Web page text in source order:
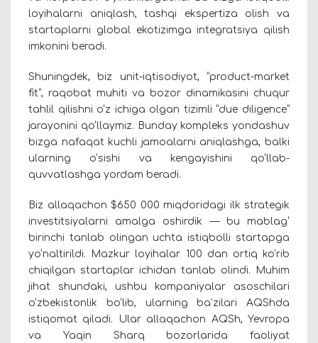
loyihalarni aniqlash, tashqi ekspertiza olish va
startaplarni global ekotizimga integratsiya qilish
imkonini beradi.
Shuningdek, biz unit-iqtisodiyot, “product-market
fit”, raqobat muhiti va bozor dinamikasini chuqur
tahlil qilishni o‘z ichiga olgan tizimli “due diligence”
jarayonini qo‘llaymiz. Bunday kompleks yondashuv
bizga nafaqat kuchli jamoalarni aniqlashga, balki
ularning o‘sishi va kengayishini qo‘llab-
quvvatlashga yordam beradi.
Biz allaqachon $650 000 miqdoridagi ilk strategik
investitsiyalarni amalga oshirdik — bu mablag‘
birinchi tanlab olingan uchta istiqbolli startapga
yo‘naltirildi. Mazkur loyihalar 100 dan ortiq ko‘rib
chiqilgan startaplar ichidan tanlab olindi. Muhim
jihat shundaki, ushbu kompaniyalar asoschilari
o‘zbekistonlik bo‘lib, ularning ba’zilari AQShda
istiqomat qiladi. Ular allaqachon AQSh, Yevropa
va Yaqin Sharq bozorlarida faoliyat